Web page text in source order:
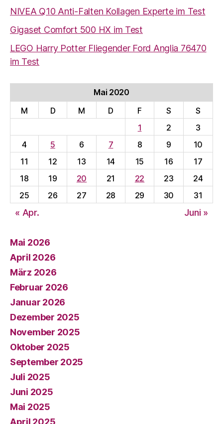
NIVEA Q10 Anti-Falten Kollagen Experte im Test
Gigaset Comfort 500 HX im Test
LEGO Harry Potter Fliegender Ford Anglia 76470
im Test
Mai 2020
M
D M D F S
S
1
2
3
4
5 6 7 8 9
10
11
12 13 14 15 16
17
18
19 20 21 22 23
24
25
26 27 28 29 30 31
« Apr. Juni »
Mai 2026
April 2026
März 2026
Februar 2026
Januar 2026
Dezember 2025
November 2025
Oktober 2025
September 2025
Juli 2025
Juni 2025
Mai 2025
April 2025